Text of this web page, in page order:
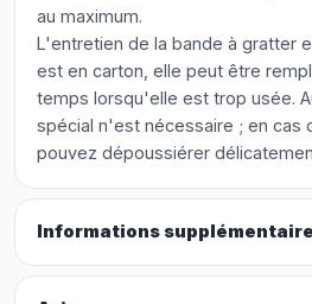
au maximum.
L'entretien de la bande à gratter
est en carton, elle peut être
temps lorsqu'elle est trop usée.
spécial n'est nécessaire ; en cas
pouvez dépoussiérer
Informations